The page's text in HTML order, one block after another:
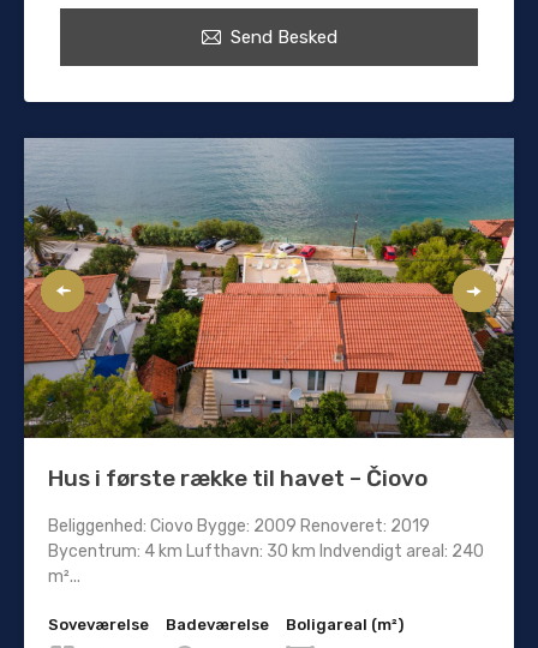
Send Besked
Hus i første række til havet – Čiovo
Beliggenhed: Ciovo Bygge: 2009 Renoveret: 2019
Bycentrum: 4 km Lufthavn: 30 km Indvendigt areal: 240
m²...
Soveværelse
Badeværelse
Boligareal (m²)